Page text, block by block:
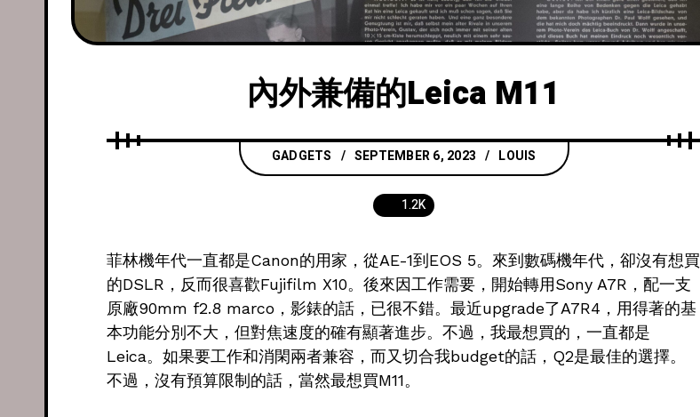
內外兼備的Leica M11
GADGETS SEPTEMBER 6, 2023 LOUIS
1.2K
菲林機年代一直都是Canon的用家，從AE-1到EOS 5。來到數碼機年代，卻沒有想買
的DSLR，反而很喜歡Fujifilm X10。後來因工作需要，開始轉用Sony A7R，配一支
原廠90mm f2.8 marco，影錶的話，已很不錯。最近upgrade了A7R4，用得著的基
本功能分別不大，但對焦速度的確有顯著進步。不過，我最想買的，一直都是
Leica。如果要工作和消閑兩者兼容，而又切合我budget的話，Q2是最佳的選擇。
不過，沒有預算限制的話，當然最想買M11。